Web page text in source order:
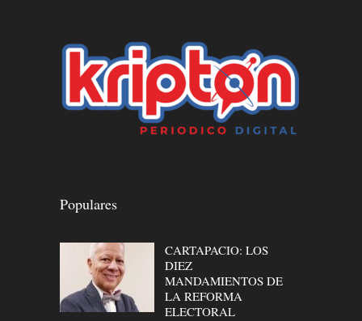
Populares
CARTAPACIO: LOS
DIEZ
MANDAMIENTOS DE
LA REFORMA
ELECTORAL